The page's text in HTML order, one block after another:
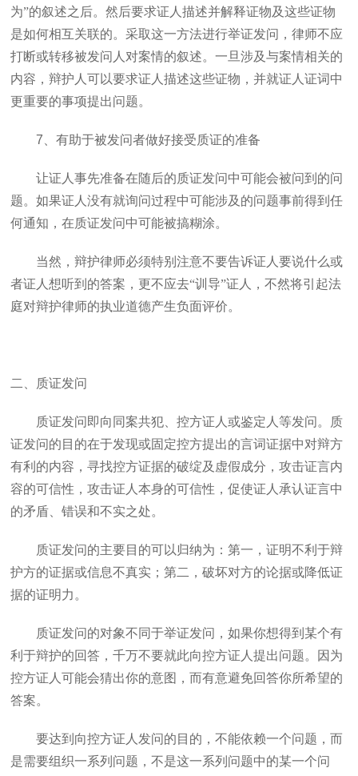
为”的叙述之后。然后要求证人描述并解释证物及这些证物
是如何相互关联的。采取这一方法进行举证发问，律师不应
打断或转移被发问人对案情的叙述。一旦涉及与案情相关的
内容，辩护人可以要求证人描述这些证物，并就证人证词中
更重要的事项提出问题。
7 、有助于被发问者做好接受质证的准备
让证人事先准备在随后的质证发问中可能会被问到的问
题。如果证人没有就询问过程中可能涉及的问题事前得到任
何通知，在质证发问中可能被搞糊涂。
当然，辩护律师必须特别注意不要告诉证人要说什么或
者证人想听到的答案，更不应去“训导”证人，不然将引起法
庭对辩护律师的执业道德产生负面评价。
二、质证发问
质证发问即向同案共犯、控方证人或鉴定人等发问。质
证发问的目的在于发现或固定控方提出的言词证据中对辩方
有利的内容，寻找控方证据的破绽及虚假成分，攻击证言内
容的可信性，攻击证人本身的可信性，促使证人承认证言中
的矛盾、错误和不实之处。
质证发问的主要目的可以归纳为：第一，证明不利于辩
护方的证据或信息不真实；第二，破坏对方的论据或降低证
据的证明力。
质证发问的对象不同于举证发问，如果你想得到某个有
利于辩护的回答，千万不要就此向控方证人提出问题。因为
控方证人可能会猜出你的意图，而有意避免回答你所希望的
答案。
要达到向控方证人发问的目的，不能依赖一个问题，而
是需要组织一系列问题，不是这一系列问题中的某一个问